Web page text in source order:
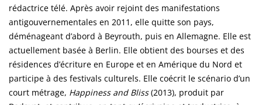
rédactrice télé. Après avoir rejoint des manifestations
antigouvernementales en 2011, elle quitte son pays,
déménageant d’abord à Beyrouth, puis en Allemagne. Elle est
actuellement basée à Berlin. Elle obtient des bourses et des
résidences d’écriture en Europe et en Amérique du Nord et
participe à des festivals culturels. Elle coécrit le scénario d’un
court métrage, Happiness and Bliss(2013), produit par